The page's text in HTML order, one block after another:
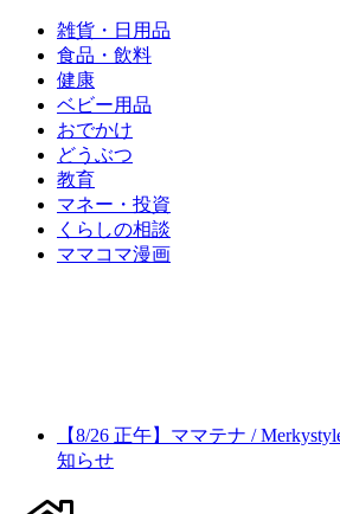
雑貨・日用品
食品・飲料
健康
ベビー用品
おでかけ
どうぶつ
教育
マネー・投資
くらしの相談
ママコマ漫画
【8/26 正午】ママテナ /
知らせ